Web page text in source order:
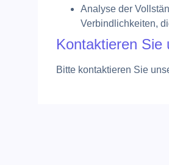
Analyse der
Verbindlichkeiten,
Kontaktieren Sie
Bitte kontaktieren Sie